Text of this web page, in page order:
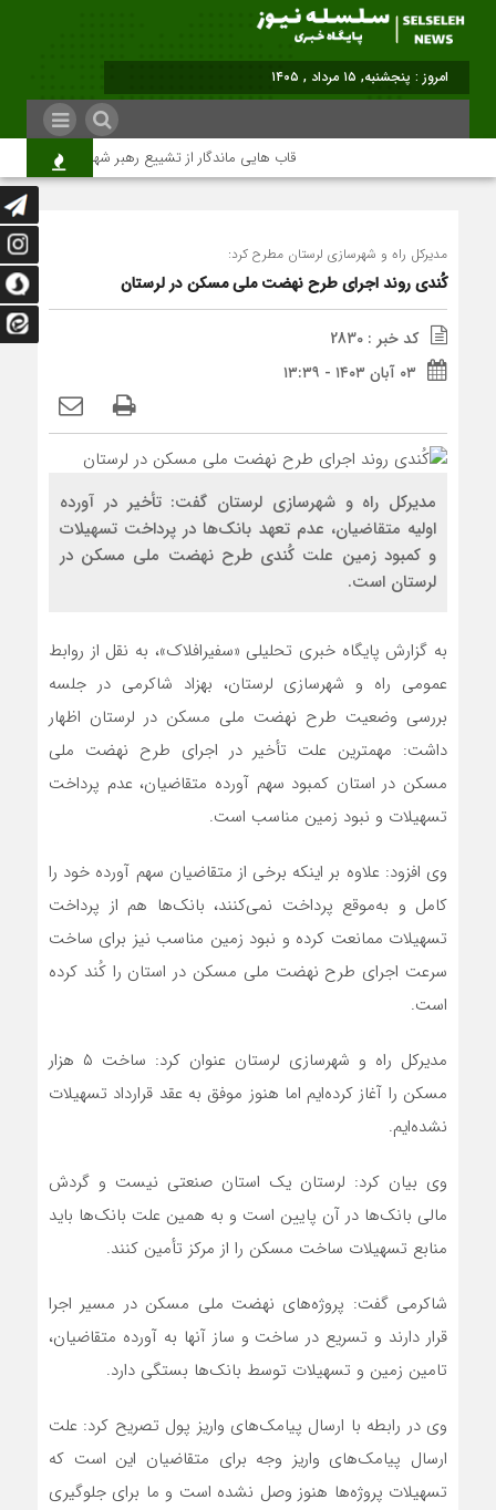
امروز : پنجشنبه, ۱۵ مرداد , ۱۴۰۵
قاب هایی ماندگار از تشییع رهبر شهید در تهران
مدیرکل راه و شهرسازی لرستان مطرح کرد:
کُندی روند اجرای طرح نهضت ملی مسکن در لرستان
کد خبر : 2830
۰۳ آبان ۱۴۰۳ - ۱۳:۳۹
مدیرکل راه و شهرسازی لرستان گفت: تأخیر در آورده
اولیه متقاضیان، عدم تعهد بانک‌ها در پرداخت تسهیلات
و کمبود زمین علت کُندی طرح نهضت ملی مسکن در
لرستان است.
به گزارش پایگاه خبری تحلیلی «سفیرافلاک»، به نقل از روابط
عمومی راه و شهرسازی لرستان، بهزاد شاکرمی در جلسه
بررسی وضعیت طرح نهضت ملی مسکن در لرستان اظهار
داشت: مهمترین علت تأخیر در اجرای طرح نهضت ملی
مسکن در استان کمبود سهم آورده متقاضیان، عدم پرداخت
تسهیلات و نبود زمین مناسب است.
وی افزود: علاوه بر اینکه برخی از متقاضیان سهم آورده خود را
کامل و به‌موقع پرداخت نمی‌کنند، بانک‌ها هم از پرداخت
تسهیلات ممانعت کرده و نبود زمین مناسب نیز برای ساخت
سرعت اجرای طرح نهضت ملی مسکن در استان را کُند کرده
است.
مدیرکل راه و شهرسازی لرستان عنوان کرد: ساخت ۵ هزار
مسکن را آغاز کرده‌ایم اما هنوز موفق به عقد قرارداد تسهیلات
نشده‌ایم.
وی بیان کرد: لرستان یک استان صنعتی نیست و گردش
مالی بانک‌ها در آن پایین است و به همین علت بانک‌ها باید
منابع تسهیلات ساخت مسکن را از مرکز تأمین کنند.
شاکرمی گفت: پروژه‌های نهضت ملی مسکن در مسیر اجرا
قرار دارند و تسریع در ساخت و ساز آنها به آورده متقاضیان،
تامین زمین و تسهیلات توسط بانک‌ها بستگی دارد.
وی در رابطه با ارسال پیامک‌های واریز پول تصریح کرد: علت
ارسال پیامک‌های واریز وجه برای متقاضیان این است که
تسهیلات پروژه‌ها هنوز وصل نشده است و ما برای جلوگیری